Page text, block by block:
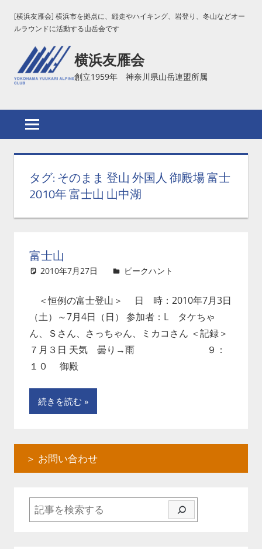
ス
[横浜友雁会] 横浜市を拠点に、縦走やハイキング、岩登り、冬山などオー
ルラウンドに活動する山岳会です
横浜友雁会
創立1959年 神奈川県山岳連盟所属
タグ:そのまま 登山 外国人 御殿場 富士
2010年 富士山 山中湖
富士山
2010年7月27日 ピークハント
＜恒例の富士登山＞ 日 時：2010年7月3日
（土）～7月4日（日） 参加者：L タケちゃ
ん、Ｓさん、さっちゃん、ミカコさん ＜記録＞
７月３日 天気 曇り→雨 ９：
１０ 御殿
続きを読む
＞ お問い合わせ
検索